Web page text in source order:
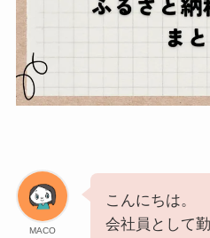
MACO
こんにちは。
会社員として